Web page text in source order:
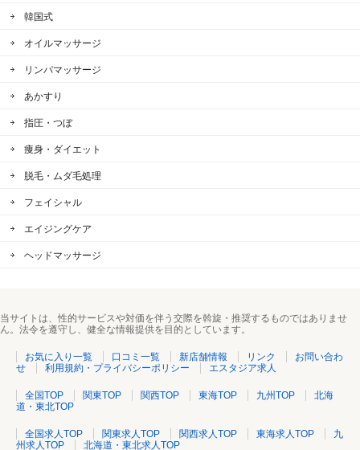
韓国式
オイルマッサージ
リンパマッサージ
あかすり
指圧・つぼ
痩身・ダイエット
脱毛・ムダ毛処理
フェイシャル
エイジングケア
ヘッドマッサージ
当サイトは、性的サービスや対価を伴う交際を斡旋・推奨するものではありませ
ん。法令を遵守し、健全な情報提供を目的としています。
お気に入り一覧 口コミ一覧 新店舗情報 リンク
お問い合わ
せ
利用規約・プライバシーポリシー エスタジア求人
全国TOP 関東TOP 関西TOP 東海TOP 九州TOP
北海
道・東北TOP
全国求人TOP 関東求人TOP 関西求人TOP 東海求人TOP
九
州求人TOP
北海道・東北求人TOP